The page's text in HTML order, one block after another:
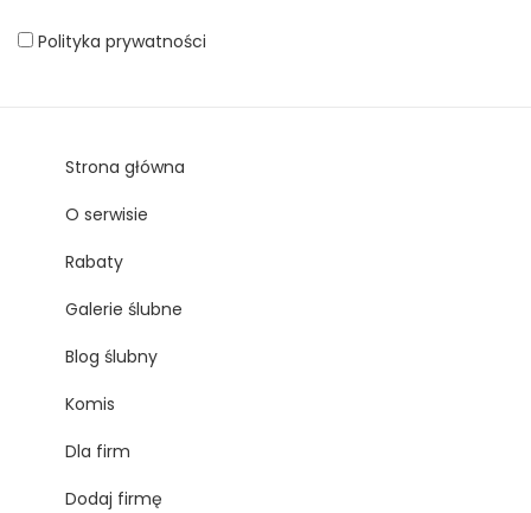
Polityka prywatności
Strona główna
O serwisie
Rabaty
Galerie ślubne
Blog ślubny
Komis
Dla firm
Dodaj firmę